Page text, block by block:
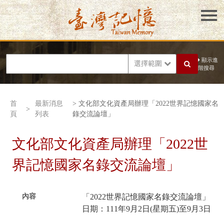
選擇範圍
顯示進
階搜尋
首
頁
>
最新消息
列表
> 文化部文化資產局辦理「2022世界記憶國家名
錄交流論壇」
文化部文化資產局辦理「2022世
界記憶國家名錄交流論壇」
內容
「2022世界記憶國家名錄交流論壇」
日期：111年9月2日(星期五)至9月3日